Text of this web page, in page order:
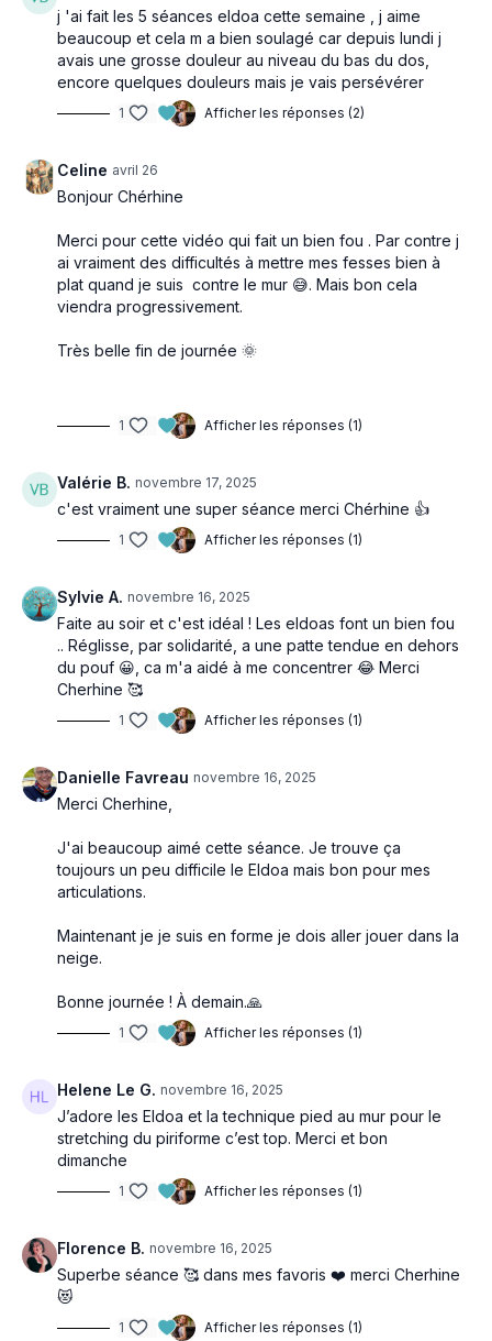
j 'ai fait les 5 séances eldoa cette semaine , j aime
beaucoup et cela m a bien soulagé car depuis lundi j
avais une grosse douleur au niveau du bas du dos,
encore quelques douleurs mais je vais persévérer
1 Afficher les réponses (2)
Celine avril 26
Bonjour Chérhine
Merci pour cette vidéo qui fait un bien fou . Par contre j
ai vraiment des difficultés à mettre mes fesses bien à
plat quand je suis contre le mur 😅. Mais bon cela
viendra progressivement.
Très belle fin de journée 🌞
1 Afficher les réponses (1)
Valérie B. novembre 17, 2025
c'est vraiment une super séance merci Chérhine 👍
1 Afficher les réponses (1)
Sylvie A. novembre 16, 2025
Faite au soir et c'est idéal ! Les eldoas font un bien fou
.. Réglisse, par solidarité, a une patte tendue en dehors
du pouf 😀, ca m'a aidé à me concentrer 😂 Merci
Cherhine 🥰
1 Afficher les réponses (1)
Danielle Favreau novembre 16, 2025
Merci Cherhine,
J'ai beaucoup aimé cette séance. Je trouve ça
toujours un peu difficile le Eldoa mais bon pour mes
articulations.
Maintenant je je suis en forme je dois aller jouer dans la
neige.
Bonne journée ! À demain.🙏
1 Afficher les réponses (1)
Helene Le G. novembre 16, 2025
J’adore les Eldoa et la technique pied au mur pour le
stretching du piriforme c’est top. Merci et bon
dimanche
1 Afficher les réponses (1)
Florence B. novembre 16, 2025
Superbe séance 🥰 dans mes favoris ❤️ merci Cherhine
😻
1 Afficher les réponses (1)